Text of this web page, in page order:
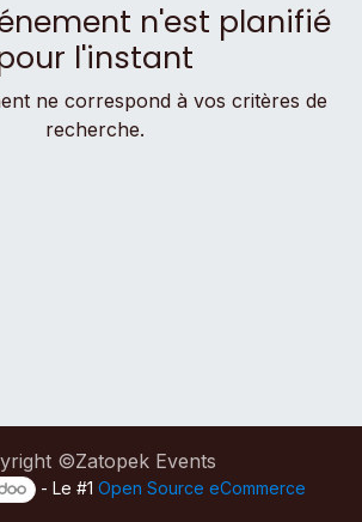
n'est planifié
l'instant
ne correspond à vos critères de
recherche.
©Zatopek Events
- Le #1Open Source eCommerce